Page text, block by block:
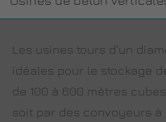
Les usines tours d'un
idéales pour le stockage
de 100 à 600 mètres
soit par des convoyeurs à